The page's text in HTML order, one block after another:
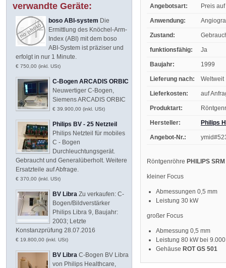
Angebotsart: Preis
Anwendung:
Zustand:
funktionsfähig: Ja
Baujahr: 1999
Lieferung nach: Weltweit
Lieferkosten: auf
Produktart:
Hersteller: Philips
Angebot-Nr.:
Röntgenröhre PHILIPS
kleiner Focus
Abmessungen 0,5 mm
Leistung 30 kW
großer Focus
Abmessung 0,5 mm
Leistung 80 kW bei
Gehäuse ROT GS 501
verwandte Geräte:
boso ABI-system Die
Ermittlung des Knöchel-Arm-
Index (ABI) mit dem boso
ABI-System ist präziser und
erfolgt in nur 1 Minute.
€ 750,00 (inkl. USt)
C-Bogen ARCADIS ORBIC
Neuwertiger C-Bogen,
Siemens ARCADIS ORBIC
€ 39.900,00 (inkl. USt)
Philips BV - 25 Netzteil
Philips Netzteil für mobiles
C - Bogen
Durchleuchtungsgerät.
Gebraucht und Generalüberholt. Weitere
Ersatzteile auf Abfrage.
€ 370,00 (inkl. USt)
BV Libra Zu verkaufen: C-
Bogen/Bildverstärker
Philips Libra 9, Baujahr:
2003; Letzte
Konstanzprüfung 28.07.2016
€ 19.800,00 (inkl. USt)
BV Libra C-Bogen BV Libra
von Philips Healthcare,